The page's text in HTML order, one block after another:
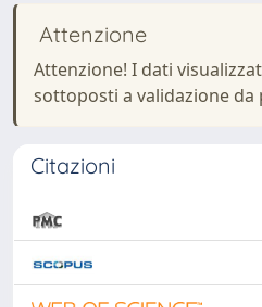
Attenzione
Attenzione! I dati
sottoposti a validazione da
Citazioni